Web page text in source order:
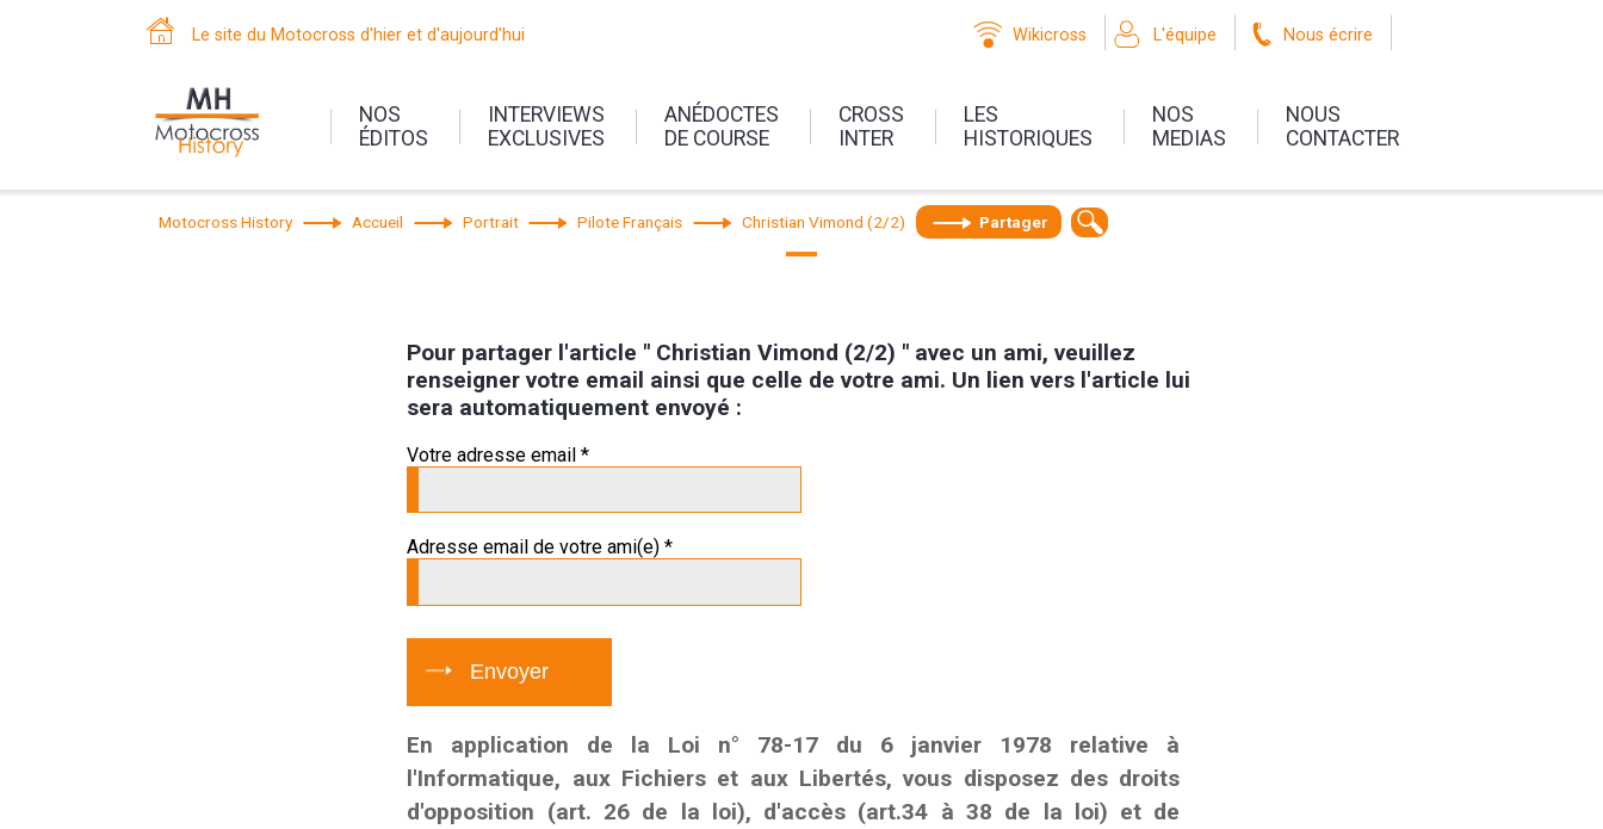
Le site du Motocross d'hier et d'aujourd'hui Wikicross L'équipe Nous écrire
NOS
ÉDITOS
INTERVIEWS
EXCLUSIVES
ANÉDOCTES
DE COURSE
CROSS
INTER
LES
HISTORIQUES
NOS
MEDIAS
NOUS
CONTACTER
Motocross History Accueil Portrait Pilote Français Christian Vimond (2/2) Partager
Pour partager l'article " Christian Vimond (2/2) " avec un ami, veuillez
renseigner votre email ainsi que celle de votre ami. Un lien vers l'article lui
sera automatiquement envoyé :
Votre adresse email *
Adresse email de votre ami(e) *
En application de la Loi n° 78-17 du 6 janvier 1978 relative à
l'Informatique, aux Fichiers et aux Libertés, vous disposez des droits
d'opposition (art. 26 de la loi), d'accès (art.34 à 38 de la loi) et de